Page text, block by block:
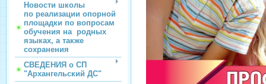
Новости школы
по реализации опорной
площадки по вопросам
обучения на родных
языках, а также
сохранения
СВЕДЕНИЯ о СП
"Архангельский ДС"